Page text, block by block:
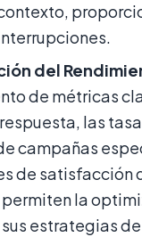
del
de métricas
las
campañas
de satisfacción
la
estrategias